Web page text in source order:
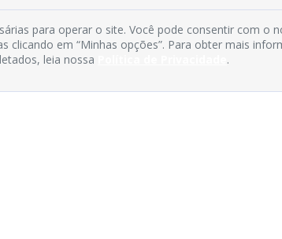
para operar o site. Você pode consentir com o
clicando em “Minhas opções”. Para obter mais
leia nossa
.